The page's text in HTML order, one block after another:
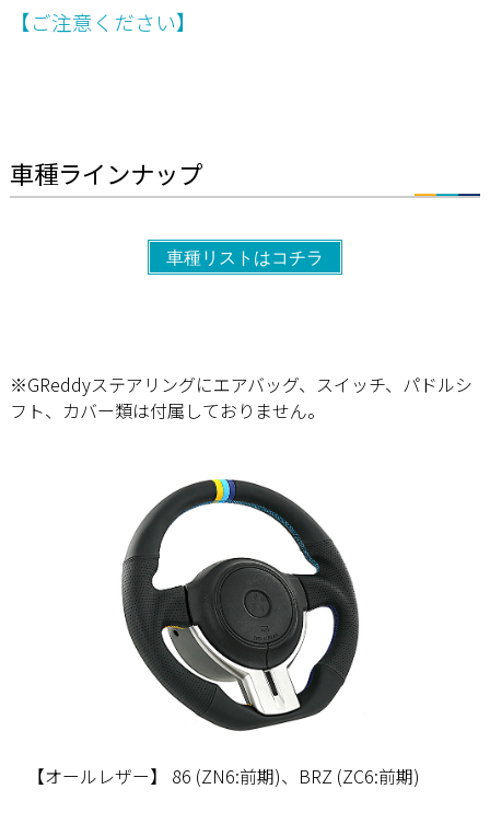
【ご注意ください】
車種ラインナップ
車種リストはコチラ
※GReddyステアリングにエアバッグ、スイッチ、パドルシ
フト、カバー類は付属しておりません。
【オールレザー】 86 (ZN6:前期)、BRZ (ZC6:前期)